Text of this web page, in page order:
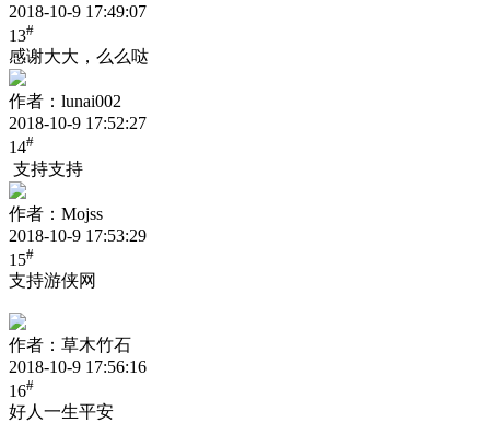
2018-10-9 17:49:07
13#
感谢大大，么么哒
作者：lunai002
2018-10-9 17:52:27
14#
支持支持
作者：Mojss
2018-10-9 17:53:29
15#
支持游侠网
作者：草木竹石
2018-10-9 17:56:16
16#
好人一生平安